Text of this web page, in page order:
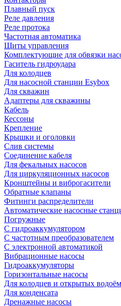
Плавный пуск
Реле давления
Реле протока
Частотная автоматика
Щиты управления
Комплектующие для обвязки
Гаситель гидроудара
Для колодцев
Для насосной станции Esybox
Для скважин
Адаптеры для скважины
Кабель
Кессоны
Крепление
Крышки и оголовки
Слив системы
Соединение кабеля
Для фекальных насосов
Для циркуляционных насосов
Кронштейны и виброгасители
Обратные клапаны
Фитинги распределители
Автоматические насосные
Погружные
С гидроаккумулятором
С частотным преобразователем
С электронной автоматикой
Вибрационные насосы
Гидроаккумуляторы
Горизонтальные насосы
Для колодцев и открытых
Для конденсата
Дренажные насосы